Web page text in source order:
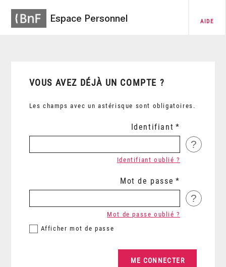
Espace Personnel AIDE
VOUS AVEZ DÉJÀ UN COMPTE ?
Les champs avec un astérisque sont obligatoires.
Identifiant
?
Identifiant oublié ?
Mot de passe
?
Afficher mot de passe
Mot de passe oublié ?